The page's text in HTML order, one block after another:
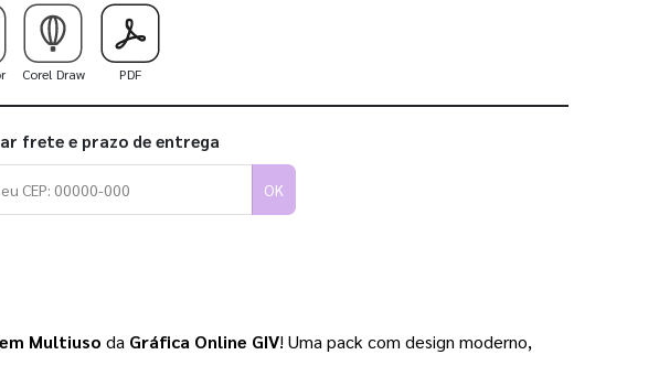
Corel Draw PDF
frete e prazo de entrega
OK
Multiuso da Gráfica Online GIV! Uma pack com design moderno,